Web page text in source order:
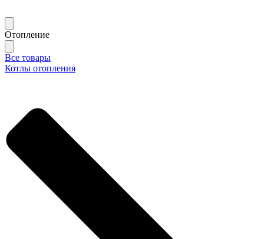
Отопление
Все товары
Котлы отопления